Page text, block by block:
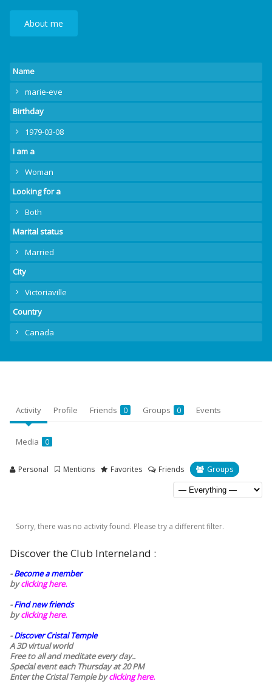
About me
Name
marie-eve
Birthday
1979-03-08
I am a
Woman
Looking for a
Both
Marital status
Married
City
Victoriaville
Country
Canada
Activity Profile Friends 0 Groups 0 Events
Media 0
Personal Mentions Favorites Friends Groups
Sorry, there was no activity found. Please try a different filter.
Discover the Club Interneland :
-Become a member
byclicking here.
-Find new friends
byclicking here.
-Discover Cristal Temple
A 3D virtual world
Free to all and meditate every day..
Special event each Thursday at 20 PM
Enter the Cristal Temple byclicking here.